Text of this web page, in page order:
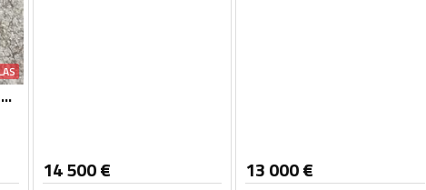
Harley-Davidson - XL883L Superlow
14 500€ 13 000€